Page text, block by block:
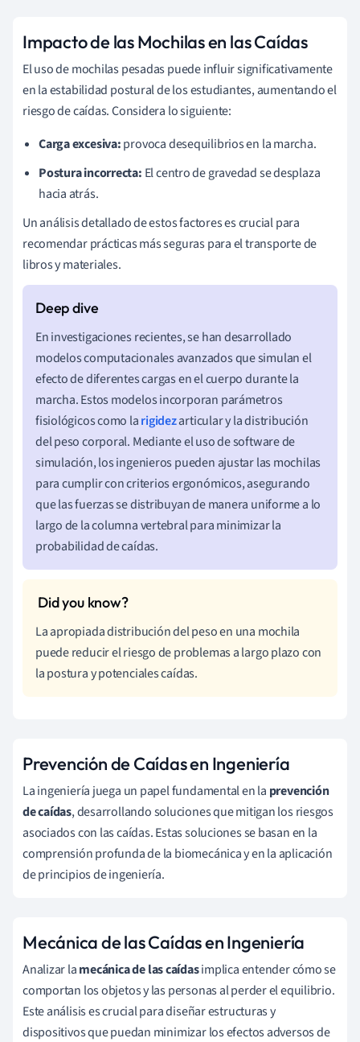
Impacto de las Mochilas en las Caídas
El uso de mochilas pesadas puede influir significativamente
en la estabilidad postural de los estudiantes, aumentando el
riesgo de caídas. Considera lo siguiente:
Carga excesiva:provoca desequilibrios en la marcha.
Postura incorrecta: El centro de gravedad se desplaza
hacia atrás.
Un análisis detallado de estos factores es crucial para
recomendar prácticas más seguras para el transporte de
libros y materiales.
En investigaciones recientes, se han desarrollado
modelos computacionales avanzados que simulan el
efecto de diferentes cargas en el cuerpo durante la
marcha. Estos modelos incorporan parámetros
fisiológicos como larigidezarticular y la distribución
del peso corporal. Mediante el uso de software de
simulación, los ingenieros pueden ajustar las mochilas
para cumplir con criterios ergonómicos, asegurando
que las fuerzas se distribuyan de manera uniforme a lo
largo de la columna vertebral para minimizar la
probabilidad de caídas.
La apropiada distribución del peso en una mochila
puede reducir el riesgo de problemas a largo plazo con
la postura y potenciales caídas.
Prevención de Caídas en Ingeniería
La ingeniería juega un papel fundamental en la prevención
de caídas, desarrollando soluciones que mitigan los riesgos
asociados con las caídas. Estas soluciones se basan en la
comprensión profunda de la biomecánica y en la aplicación
de principios de ingeniería.
Mecánica de las Caídas en Ingeniería
Analizar lamecánica de las caídasimplica entender cómo se
comportan los objetos y las personas al perder el equilibrio.
Este análisis es crucial para diseñar estructuras y
dispositivos que puedan minimizar los efectos adversos de